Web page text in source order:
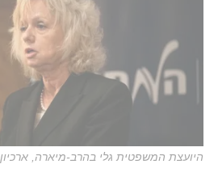
היועצת המשפטית גלי בהרב-מיארה, ארכיון